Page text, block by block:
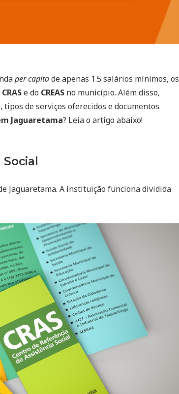
per capitade apenas 1.5 salários mínimos, os
CRASe do CREAS no município. Além disso,
tipos de serviços oferecidos e documentos
Jaguaretama? Leia o artigo abaixo!
Jaguaretama. A instituição funciona dividida